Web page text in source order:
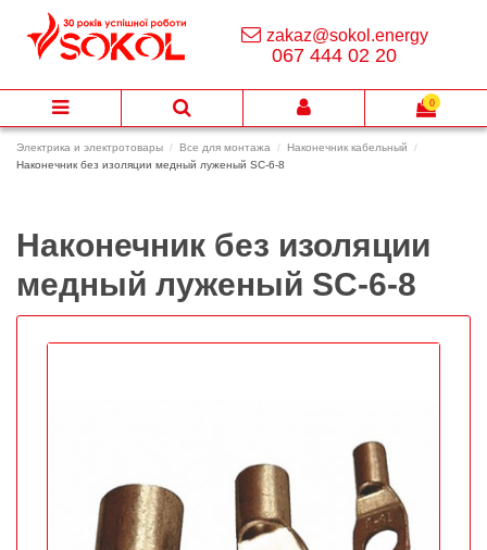
Электрика и электротовары Все для монтажа
Наконечник кабельный
Наконечник без изоляции медный луженый SC-6-8
Наконечник без изоляции
медный луженый SC-6-8
zakaz@sokol.energy
067 444 02 20
0